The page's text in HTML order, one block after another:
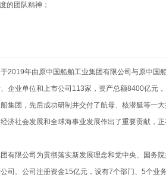
的团队精神；
2019年由原中国船舶工业集团有限公司与原中国
企业单位和上市公司113家，资产总额8400亿元
集团，先后成功研制并交付了航母、核潜艇等一
济社会发展和全球海事业发展作出了重要贡献，
有限公司为贯彻落实新发展理念和党中央、国务
司。公司注册资金15亿元，设有7个部门、5个业